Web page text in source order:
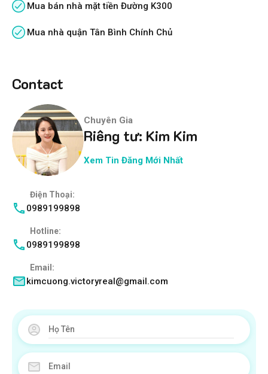
Mua bán nhà mặt tiền Đường K300
Mua nhà quận Tân Bình Chính Chủ
Contact
Chuyên Gia
Riêng tư: Kim Kim
Xem Tin Đăng Mới Nhất
Điện Thoại:
0989199898
Hotline:
0989199898
Email:
kimcuong.victoryreal@gmail.com